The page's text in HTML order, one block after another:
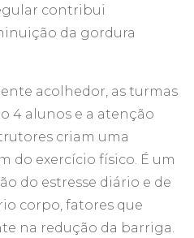
contribui
da gordura
acolhedor, as turmas
4 alunos e a atenção
criam uma
do exercício físico. É um
do estresse diário e de
corpo, fatores que
na redução da barriga.